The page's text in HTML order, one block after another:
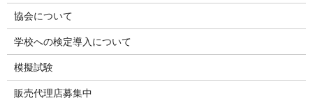
協会について
学校への検定導入について
模擬試験
販売代理店募集中